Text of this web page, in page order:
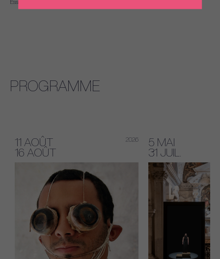
Essipowitsch
PROGRAMME
11 AOÛT
16 AOÛT
2026
5 MAI
31 JUIL.